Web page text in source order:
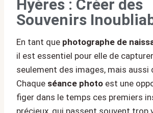
Hyères : Créer des
Souvenirs
En tant que photographe de
il est essentiel pour elle de
seulement des images, mais aussi
Chaque séance photo est une
figer dans le temps ces premiers